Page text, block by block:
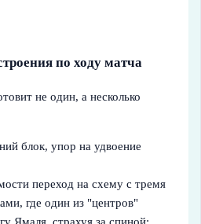
по ходу матча
не один, а несколько
блок, упор на удвоение
переход на схему с тремя
где один из "центров"
Ямаля, страхуя за спиной;